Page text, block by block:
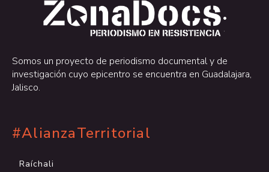
.
.
Somos un proyecto de periodismo documental y de
investigación cuyo epicentro se encuentra en Guadalajara,
Jalisco.
#AlianzaTerritorial
Raíchali